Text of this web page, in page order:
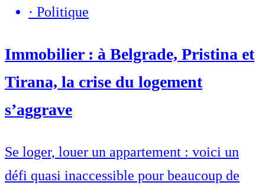
· Politique
Immobilier : à Belgrade, Pristina et
Tirana, la crise du logement
s’aggrave
Se loger, louer un appartement : voici un
défi quasi inaccessible pour beaucoup de